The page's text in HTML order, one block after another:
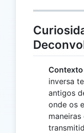
inversa
antigos
onde os